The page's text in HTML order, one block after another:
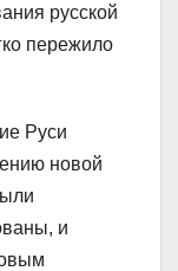
русской
пережило
Руси
новой
и